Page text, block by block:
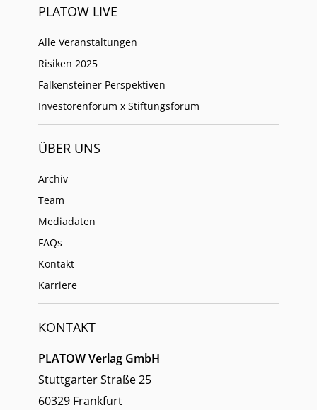
PLATOW LIVE
Alle Veranstaltungen
Risiken 2025
Falkensteiner Perspektiven
Investorenforum x Stiftungsforum
ÜBER UNS
Archiv
Team
Mediadaten
FAQs
Kontakt
Karriere
KONTAKT
PLATOW Verlag GmbH
Stuttgarter Straße 25
60329 Frankfurt